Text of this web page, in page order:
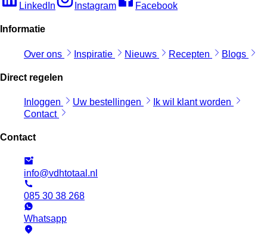
LinkedIn Instagram Facebook
Informatie
Over ons Inspiratie Nieuws Recepten Blogs
Direct regelen
Inloggen Uw bestellingen
Ik wil klant worden
Contact
Contact
info@vdhtotaal.nl
085 30 38 268
Whatsapp